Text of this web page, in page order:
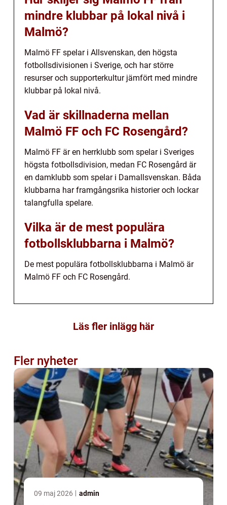
mindre klubbar på lokal nivå i
Malmö?
Malmö FF spelar i Allsvenskan, den högsta
fotbollsdivisionen i Sverige, och har större
resurser och supporterkultur jämfört med mindre
klubbar på lokal nivå.
Vad är skillnaderna mellan
Malmö FF och FC Rosengård?
Malmö FF är en herrklubb som spelar i Sveriges
högsta fotbollsdivision, medan FC Rosengård är
en damklubb som spelar i Damallsvenskan. Båda
klubbarna har framgångsrika historier och lockar
talangfulla spelare.
Vilka är de mest populära
fotbollsklubbarna i Malmö?
De mest populära fotbollsklubbarna i Malmö är
Malmö FF och FC Rosengård.
Läs fler inlägg här
Fler nyheter
09 maj 2026 admin